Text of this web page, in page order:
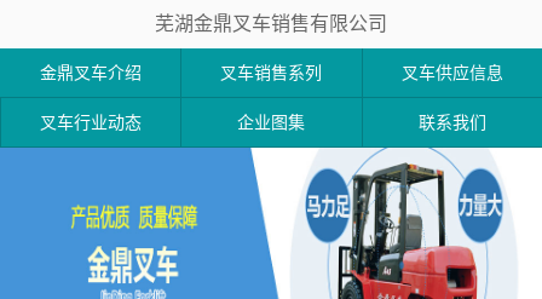
芜湖金鼎叉车销售有限公司
金鼎叉车介绍 叉车销售系列 叉车供应信息
叉车行业动态 企业图集 联系我们